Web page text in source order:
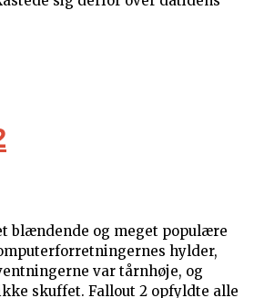
blændende og meget populære
hylder,
var tårnhøje, og
skuffet. Fallout 2 opfyldte alle